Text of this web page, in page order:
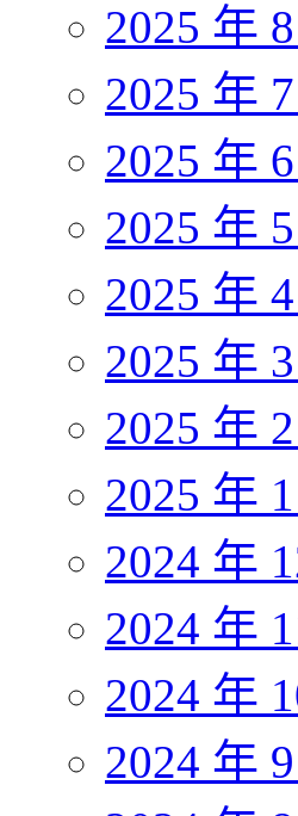
2025 年 8
2025 年 7
2025 年 6
2025 年 5
2025 年 4
2025 年 3
2025 年 2
2025 年 1
2024 年
2024 年
2024 年
2024 年 9